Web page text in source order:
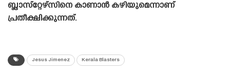
ബ്ലാസ്‌റ്റേഴ്‌സിനെ കാണാൻ കഴിയുമെന്നാണ്
പ്രതീക്ഷിക്കുന്നത്.
Jesus Jimenez Kerala Blasters